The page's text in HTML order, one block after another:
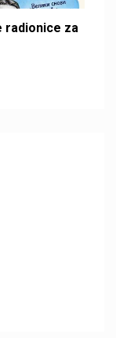
radionice za